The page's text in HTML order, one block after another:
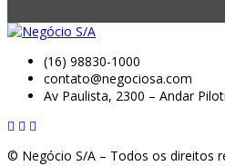
(16) 98830-1000
contato@negociosa.com
Av Paulista, 2300 – Andar
© Negócio S/A – Todos os direitos